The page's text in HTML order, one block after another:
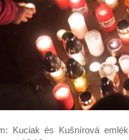
Kuciak és Kušnírová